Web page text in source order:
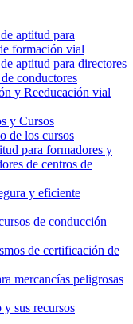
aptitud para
formación vial
aptitud para directores
conductores
y Reeducación vial
y Cursos
de los cursos
para formadores y
de centros de
y eficiente
de conducción
de certificación de
mercancías peligrosas
sus recursos